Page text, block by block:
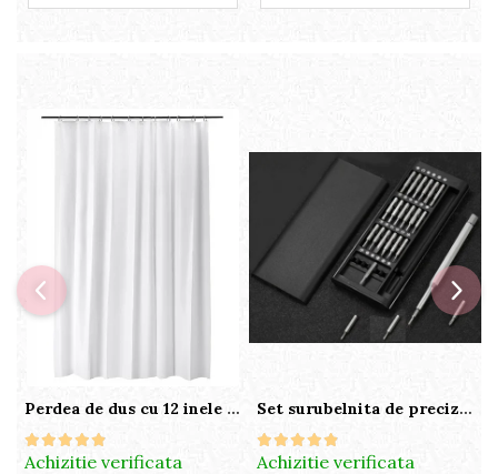
Perdea de dus cu 12 inele plastic incluse, 200x180 cm, alba
Achizitie verificata
Set surubelnita de precizie cu 24 de capete, cutie glisanta
Achizitie verificata